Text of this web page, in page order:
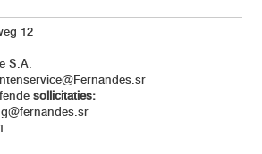
12
S.A.
sollicitaties: